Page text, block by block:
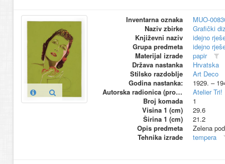
Inventarna oznaka
MUO-
Naziv zbirke
Grafički
Književni naziv
idejno
Grupa predmeta
idejno
Materijal izrade
papir
Država nastanka
Hrvatska
Stilsko razdoblje
Art Deco
Godina nastanka:
1929. –
Autorska radionica (proizvođač)
Atelier Tri!
Broj komada
1
Visina 1 (cm)
29.6
Širina 1 (cm)
21.2
Opis predmeta
Zelena
Tehnika izrade
tempera